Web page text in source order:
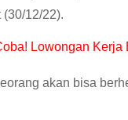
12/22).
Lowongan Kerja
akan bisa